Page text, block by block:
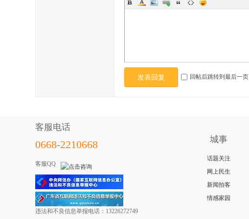
发表回复 回帖后跳转到最后一页
客服电话
0668-2210668
客服QQ
违法和不良信息举报电话：13226272749
城事
话题关注
网上民生
新闻拍客
情感家园